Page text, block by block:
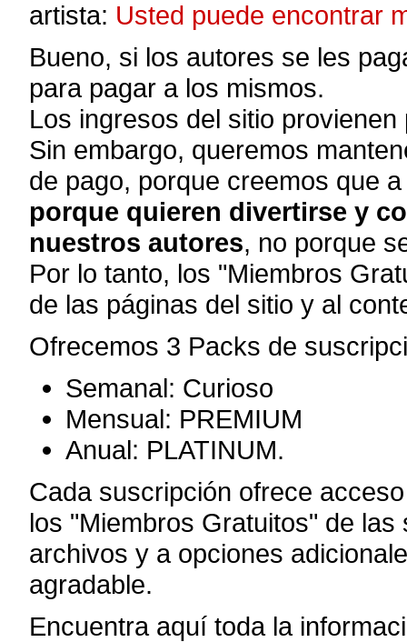
artista: Usted puede encontrar
Bueno, si los autores se les
para pagar a los mismos.
Los ingresos del sitio
Sin embargo, queremos
de pago, porque creemos que
porque quieren divertirse y
nuestros autores, no porque
Por lo tanto, los "Miembros
de las páginas del sitio y al
Ofrecemos 3 Packs de
Semanal: Curioso
Mensual: PREMIUM
Anual: PLATINUM.
Cada suscripción ofrece
los "Miembros Gratuitos" de
archivos y a opciones
agradable.
Encuentra aquí toda la